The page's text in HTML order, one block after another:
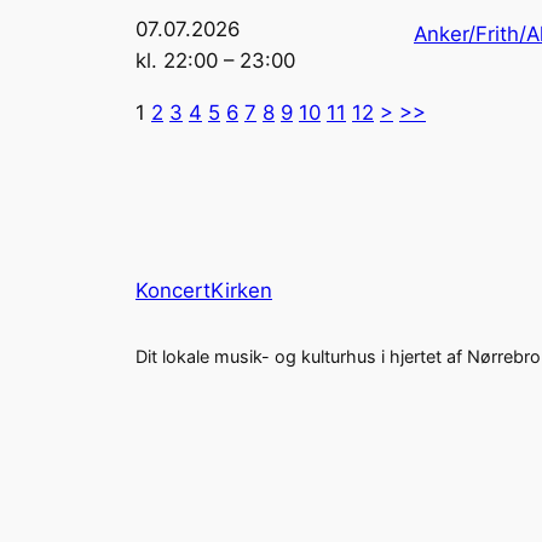
07.07.2026
kl. 22:00 – 23:00
Anker/Frith/
1 2 3 4 5 6 7 8 9 10 11 12 > >>
KoncertKirken
Dit lokale musik- og kulturhus i hjertet af Nørrebro